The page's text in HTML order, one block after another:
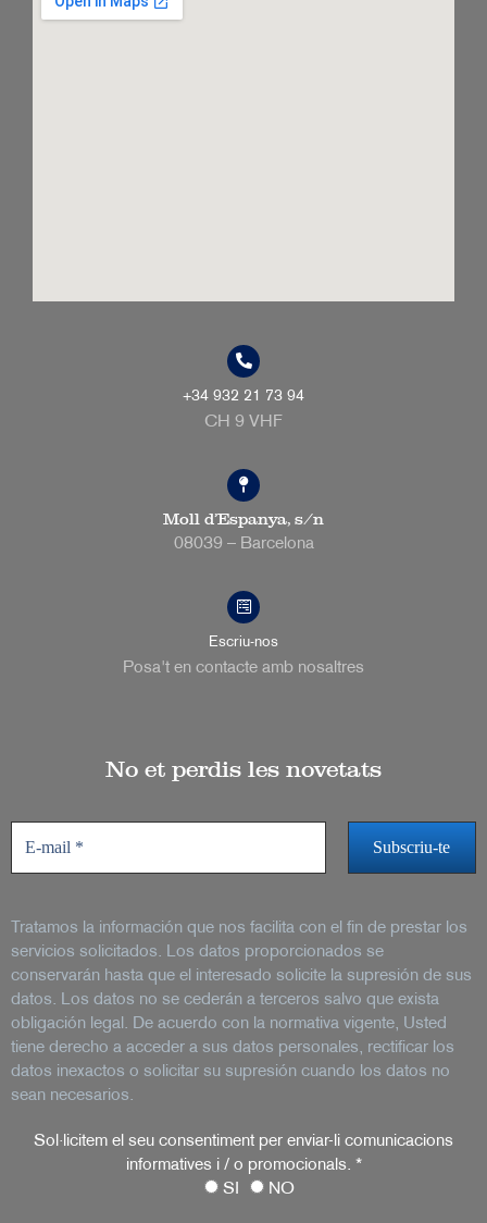
+34 932 21 73 94
CH 9 VHF
Moll d’Espanya, s/n
08039 – Barcelona
Escriu-nos
Posa't en contacte amb nosaltres
No et perdis les novetats
Tratamos la información que nos facilita con el fin de prestar los
servicios solicitados. Los datos proporcionados se
conservarán hasta que el interesado solicite la supresión de sus
datos. Los datos no se cederán a terceros salvo que exista
obligación legal. De acuerdo con la normativa vigente, Usted
tiene derecho a acceder a sus datos personales, rectificar los
datos inexactos o solicitar su supresión cuando los datos no
sean necesarios.
Sol·licitem el seu consentiment per enviar-li comunicacions
informatives i / o promocionals. *
SI
NO